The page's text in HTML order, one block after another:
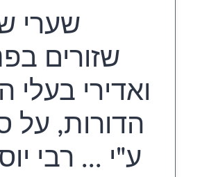
שערי
שזורים
ואדירי בעלי
הדורות, על
ע"י ... רבי